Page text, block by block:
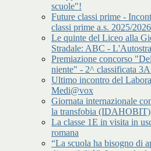
scuole"!
Future classi prime -
classi prime a.s. 2025/2026
Le quinte del Liceo alla
Stradale: ABC -
Premiazione concorso
niente" - 2^ classificata
Ultimo incontro del
Medi@vox
Giornata internazionale
la transfobia (IDAHOBIT)
La classe 1E in visita in
romana
“La scuola ha bisogno di